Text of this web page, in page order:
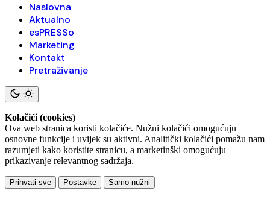
Naslovna
Aktualno
esPRESSo
Marketing
Kontakt
Pretraživanje
Kolačići (cookies)
Ova web stranica koristi kolačiće. Nužni kolačići omogućuju
osnovne funkcije i uvijek su aktivni. Analitički kolačići pomažu nam
razumjeti kako koristite stranicu, a marketinški omogućuju
prikazivanje relevantnog sadržaja.
Prihvati sve Postavke Samo nužni